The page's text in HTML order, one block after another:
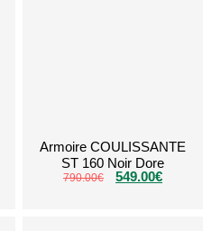
Armoire COULISSANTE
ST 160 Noir Dore
790.00€ 549.00€